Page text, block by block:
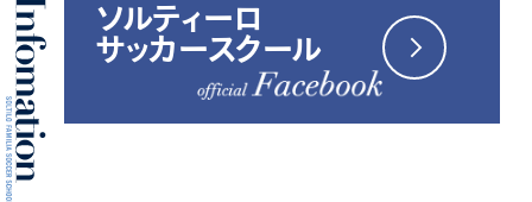
ソルティーロ
サッカースクール